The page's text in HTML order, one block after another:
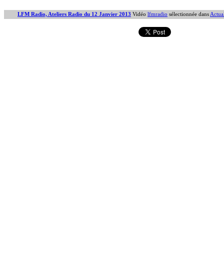
LFM Radio, Ateliers Radio du 12 Janvier 2013 Vidéo lfmradio sélectionnée dans